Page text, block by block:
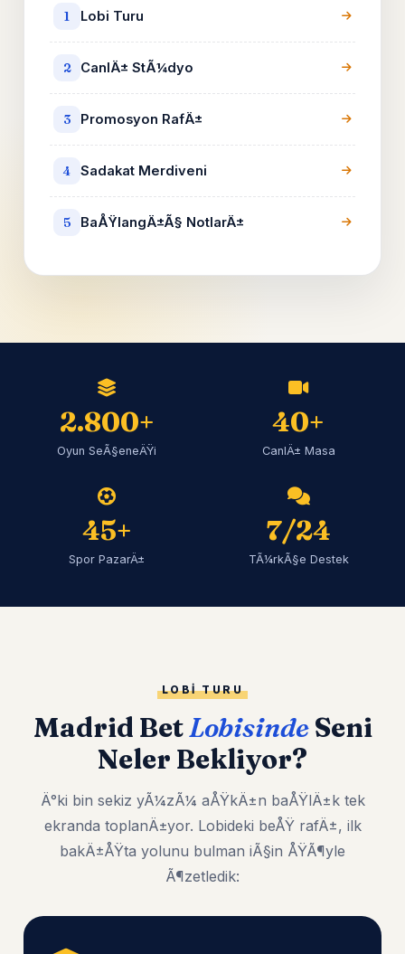
1 Lobi Turu
2 CanlÄ± StÃ¼dyo
3 Promosyon RafÄ±
4 Sadakat Merdiveni
5 BaÅŸlangÄ±Ã§ NotlarÄ±
2.800+
Oyun SeÃ§eneÄŸi
40+
CanlÄ± Masa
45+
Spor PazarÄ±
7/24
TÃ¼rkÃ§e Destek
LOBI TURU
Madrid BetLobisindeSeni
Neler Bekliyor?
Ä°ki bin sekiz yÃ¼zÃ¼ aÅŸkÄ±n baÅŸlÄ±k tek
ekranda toplanÄ±yor. Lobideki beÅŸ rafÄ±, ilk
bakÄ±ÅŸta yolunu bulman iÃ§in ÅŸÃ¶yle
Ã¶zetledik: